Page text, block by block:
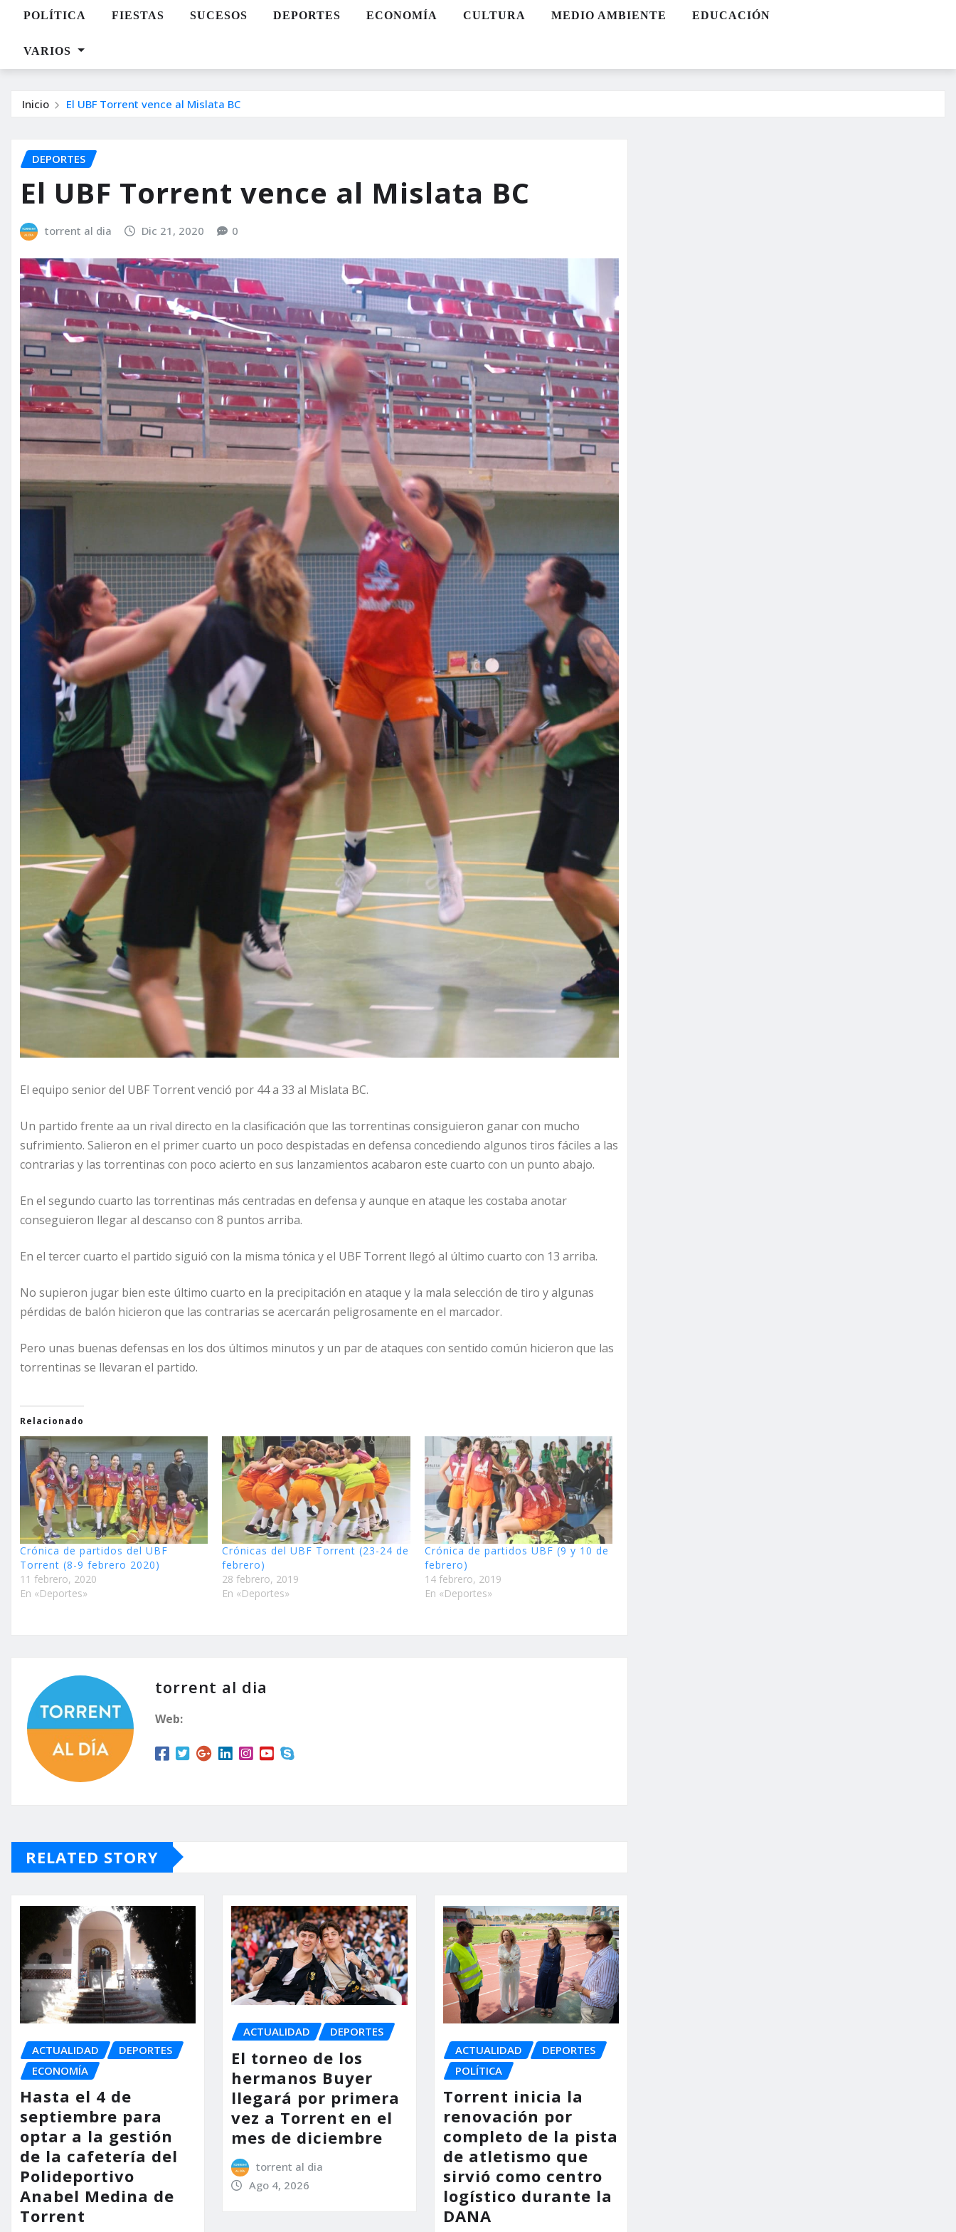
POLÍTICA FIESTAS SUCESOS DEPORTES ECONOMÍA CULTURA MEDIO AMBIENTE EDUCACIÓN
VARIOS
Inicio El UBF Torrent vence al Mislata BC
DEPORTES
El UBF Torrent vence al Mislata BC
torrent al dia Dic 21, 2020 0
El equipo senior del UBF Torrent venció por 44 a 33 al Mislata BC.
Un partido frente aa un rival directo en la clasificación que las torrentinas consiguieron ganar con mucho
sufrimiento. Salieron en el primer cuarto un poco despistadas en defensa concediendo algunos tiros fáciles a las
contrarias y las torrentinas con poco acierto en sus lanzamientos acabaron este cuarto con un punto abajo.
En el segundo cuarto las torrentinas más centradas en defensa y aunque en ataque les costaba anotar
conseguieron llegar al descanso con 8 puntos arriba.
En el tercer cuarto el partido siguió con la misma tónica y el UBF Torrent llegó al último cuarto con 13 arriba.
No supieron jugar bien este último cuarto en la precipitación en ataque y la mala selección de tiro y algunas
pérdidas de balón hicieron que las contrarias se acercarán peligrosamente en el marcador.
Pero unas buenas defensas en los dos últimos minutos y un par de ataques con sentido común hicieron que las
torrentinas se llevaran el partido.
Relacionado
Crónica de partidos del UBF
Torrent (8-9 febrero 2020)
11 febrero, 2020
En «Deportes»
Crónicas del UBF Torrent (23-24 de
febrero)
28 febrero, 2019
En «Deportes»
Crónica de partidos UBF (9 y 10 de
febrero)
14 febrero, 2019
En «Deportes»
torrent al dia
Web:
RELATED STORY
ACTUALIDAD
DEPORTES
ECONOMÍA
Hasta el 4 de
septiembre para
optar a la gestión
de la cafetería del
Polideportivo
Anabel Medina de
Torrent
ACTUALIDAD DEPORTES
El torneo de los
hermanos Buyer
llegará por primera
vez a Torrent en el
mes de diciembre
torrent al dia
Ago 4, 2026
ACTUALIDAD
DEPORTES
POLÍTICA
Torrent inicia la
renovación por
completo de la pista
de atletismo que
sirvió como centro
logístico durante la
DANA